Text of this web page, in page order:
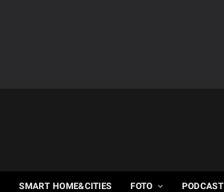
SMART HOME&CITIES FOTO PODCAST